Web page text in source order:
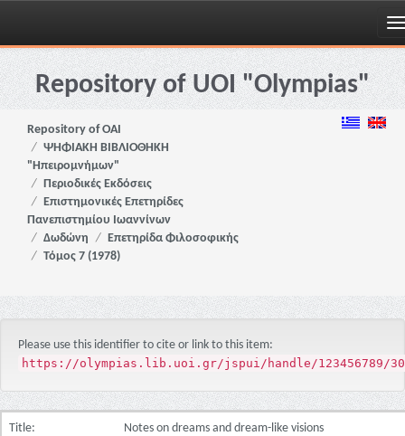
Skip
navigationRepository of UOI "Olympias"
Repository of OAI
ΨΗΦΙΑΚΗ ΒΙΒΛΙΟΘΗΚΗ
"Ηπειρομνήμων"
Περιοδικές Εκδόσεις
Επιστημονικές Επετηρίδες
Πανεπιστημίου Ιωαννίνων
Δωδώνη
Επετηρίδα Φιλοσοφικής
Τόμος 7 (1978)
Please use this identifier to cite or link to this item:
https://olympias.lib.uoi.gr/jspui/handle/123456789/
Title: Notes on dreams and dream-like visions